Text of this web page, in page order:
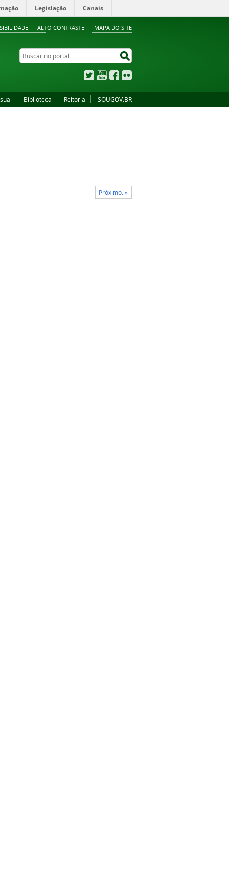
ALTO CONTRASTE MAPA DO SITE
Legislação Canais
Buscar no portal
TwitterYouTubeFacebook
Biblioteca Reitoria SOUGOV.BR
Próximo: »